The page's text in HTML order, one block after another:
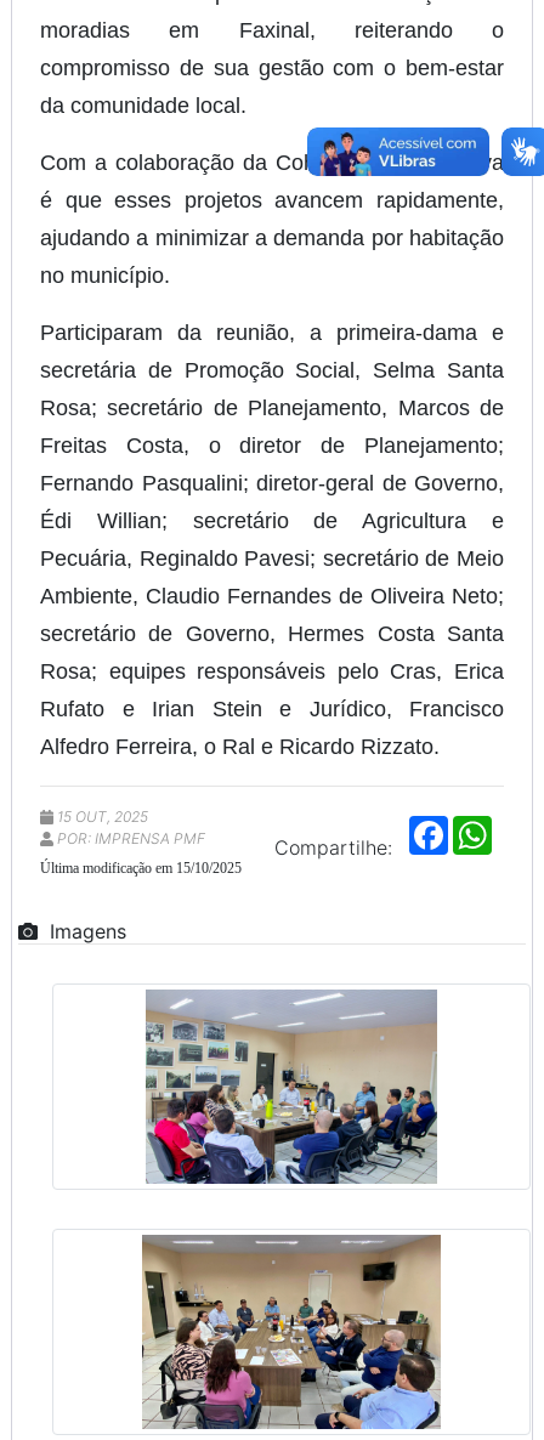
moradias em Faxinal, reiterando o
compromisso de sua gestão com o bem-estar
da comunidade local.
Com a colaboração da Cohapar, a expectativa
é que esses projetos avancem rapidamente,
ajudando a minimizar a demanda por habitação
no município.
Participaram da reunião, a primeira-dama e
secretária de Promoção Social, Selma Santa
Rosa; secretário de Planejamento, Marcos de
Freitas Costa, o diretor de Planejamento;
Fernando Pasqualini; diretor-geral de Governo,
Édi Willian; secretário de Agricultura e
Pecuária, Reginaldo Pavesi; secretário de Meio
Ambiente, Claudio Fernandes de Oliveira Neto;
secretário de Governo, Hermes Costa Santa
Rosa; equipes responsáveis pelo Cras, Erica
Rufato e Irian Stein e Jurídico, Francisco
Alfedro Ferreira, o Ral e Ricardo Rizzato.
Compartilhe:
F
a
o
p
15 OUT, 2025
POR: IMPRENSA PMF
Última modificação em 15/10/2025
Imagens